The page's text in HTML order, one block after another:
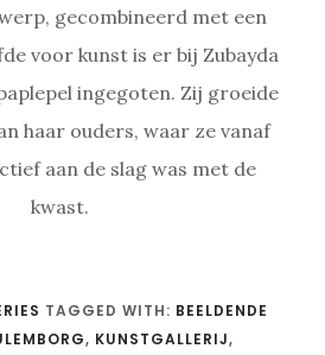
gecombineerd met een
voor kunst is er bij Zubayda
ingegoten. Zij groeide
haar ouders, waar ze vanaf
aan de slag was met de
kwast.
TAGGED WITH: BEELDENDE
, KUNSTGALLERIJ,